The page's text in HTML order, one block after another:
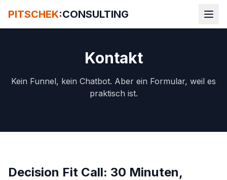
PITSCHEK:CONSULTING
Kontakt
Kein Funnel, kein Chatbot. Aber ein Formular, weil es
praktisch ist.
Decision Fit Call: 30 Minuten,